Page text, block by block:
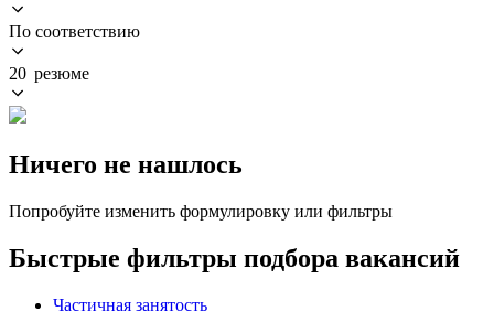
По соответствию
20 резюме
Ничего не нашлось
Попробуйте изменить формулировку или фильтры
Быстрые фильтры подбора вакансий
Частичная занятость